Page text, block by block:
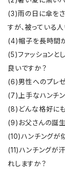
(3)雨の日に傘を
すが、被っている
(4)帽子を長時間
(5)ファッションと
良いですか？
(6)男性へのプレ
(7)上手なハンチ
(8)どんな格好に
(9)お父さんの誕
(10)ハンチングが
(11)ハンチングが
れしますか？